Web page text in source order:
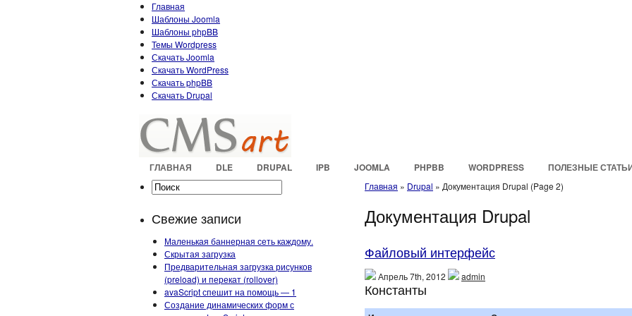
Главная
Шаблоны Joomla
Шаблоны phpBB
Темы Wordpress
Скачать Joomla
Скачать WordPress
Скачать phpBB
Скачать Drupal
ГЛАВНАЯ DLE DRUPAL IPB JOOMLA PHPBB WORDPRESS ПОЛЕЗНЫЕ
Свежие записи
Маленькая баннерная сеть каждому.
Скрытая загрузка
Предварительная загрузка рисунков
(preload) и перекат (rollover)
avaScript спешит на помощь — 1
Создание динамических форм с
Главная » Drupal » Документация Drupal (Page 2)
Документация Drupal
Файловый интерфейс
Апрель 7th, 2012 admin
Константы